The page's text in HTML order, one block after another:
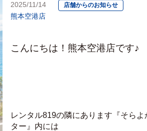
2025/11/14 店舗からのお知らせ
熊本空港店
こんにちは！熊本空港店です♪
レンタル819の隣にあります『そらよ
ター』内には